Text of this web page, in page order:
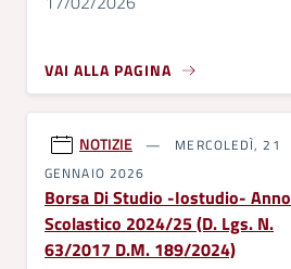
VAI ALLA PAGINA
NOTIZIE
MERCOLEDÌ, 21
GENNAIO 2026
Borsa Di Studio -Iostudio- Anno
Scolastico 2024/25 (D. Lgs. N.
63/2017 D.M. 189/2024)